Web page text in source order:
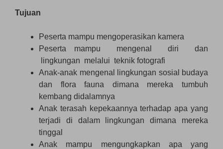
Tujuan
Peserta mampu mengoperasikan kamera
Peserta mampu mengenal diri dan
lingkungan melalui teknik fotografi
Anak-anak mengenal lingkungan sosial budaya
dan flora fauna dimana mereka tumbuh
kembang didalamnya
Anak terasah kepekaannya terhadap apa yang
terjadi di dalam lingkungan dimana mereka
tinggal
Anak mampu mengungkapkan apa yang